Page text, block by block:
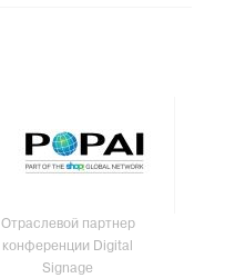
Отраслевой партнер
конференции Digital
Signage